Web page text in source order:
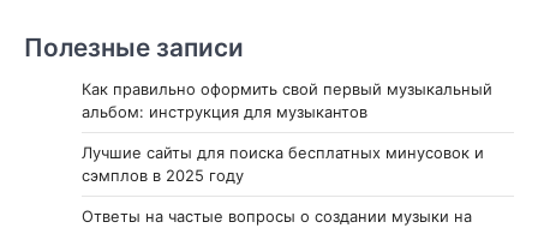
Полезные записи
Как правильно оформить свой первый музыкальный
альбом: инструкция для музыкантов
Лучшие сайты для поиска бесплатных минусовок и
сэмплов в 2025 году
Ответы на частые вопросы о создании музыки на